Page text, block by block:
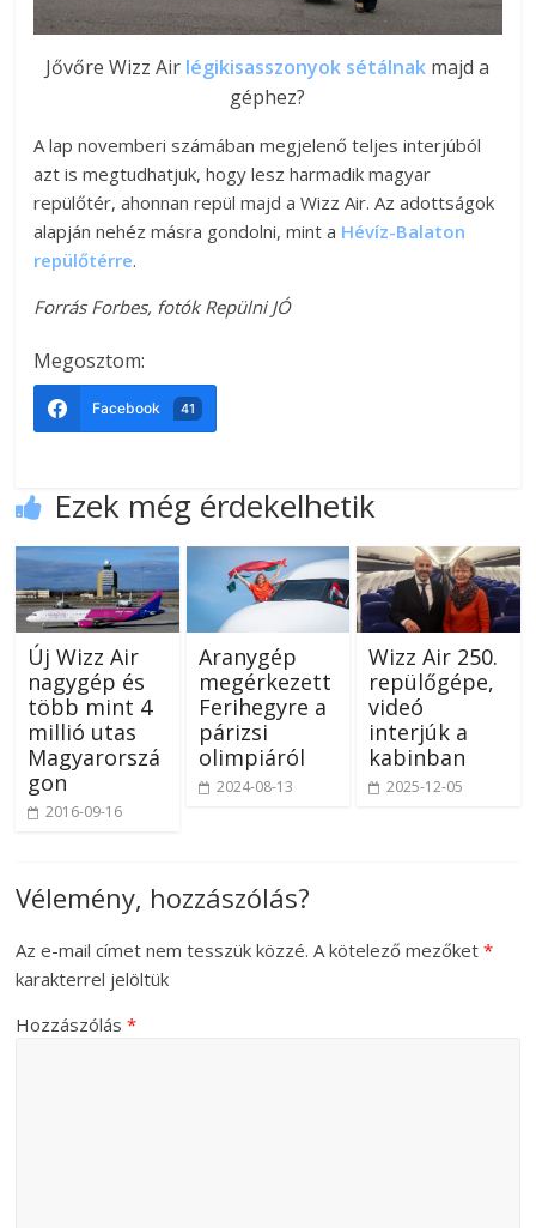
Jővőre Wizz Air légikisasszonyok sétálnak majd a
géphez?
A lap novemberi számában megjelenő teljes interjúból
azt is megtudhatjuk, hogy lesz harmadik magyar
repülőtér, ahonnan repül majd a Wizz Air. Az adottságok
alapján nehéz másra gondolni, mint a Hévíz-Balaton
repülőtérre.
Forrás Forbes, fotók Repülni JÓ
Megosztom:
Facebook 41
Ezek még érdekelhetik
Új Wizz Air
nagygép és
több mint 4
millió utas
Magyarorszá
gon
2016-09-16
Aranygép
megérkezett
Ferihegyre a
párizsi
olimpiáról
2024-08-13
Wizz Air 250.
repülőgépe,
videó
interjúk a
kabinban
2025-12-05
Vélemény, hozzászólás?
Az e-mail címet nem tesszük közzé. A kötelező mezőket*
karakterrel jelöltük
Hozzászólás*